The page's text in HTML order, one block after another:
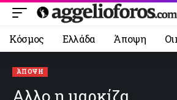
Κόσμος Ελλάδα Άποψη
ΆΠΟΨΗ
Αλλο η μαρκίζα